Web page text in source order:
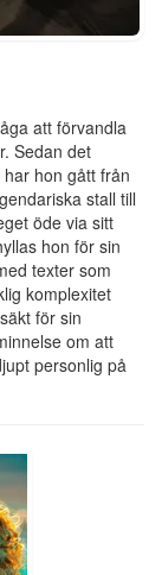
att förvandla
Sedan det
hon gått från
stall till
öde via sitt
hon för sin
texter som
komplexitet
för sin
om att
personlig på